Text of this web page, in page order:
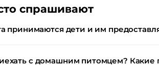
спрашивают
принимаются дети и им
с домашним питомцем? Какие